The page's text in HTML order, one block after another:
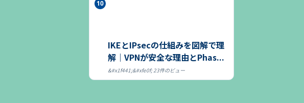
IKEとIPsecの仕組みを図解で理
解｜VPNが安全な理由とPhas...
23件のビュー